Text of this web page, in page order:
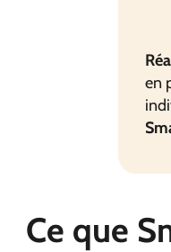
en
Ce que